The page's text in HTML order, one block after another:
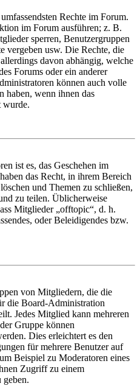
Rechte im Forum.
im Forum ausführen; z. B.
sperren, Benutzergruppen
vergeben usw. Die Rechte, die
davon abhängig, welche
Forums oder ein anderer
können auch volle
haben, wenn ihnen das
wurde.
ist es, das Geschehen im
das Recht, in ihrem Bereich
und Themen zu schließen,
zu teilen. Üblicherweise
Mitglieder „offtopic“, d. h.
oder Beleidigendes bzw.
von Mitgliedern, die die
die Board-Administration
Jedes Mitglied kann mehreren
Gruppe können
Dies erleichtert es den
für mehrere Benutzer auf
Beispiel zu Moderatoren eines
Zugriff zu einem